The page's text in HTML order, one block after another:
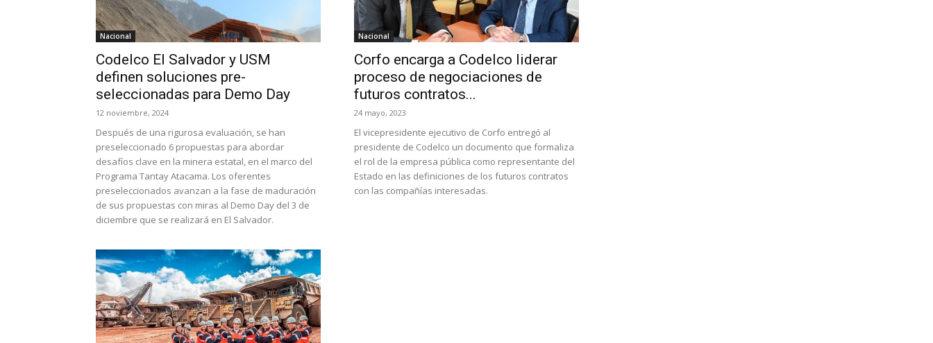
Nacional
Codelco El Salvador y USM
definen soluciones pre-
seleccionadas para Demo Day
12 noviembre, 2024
Después de una rigurosa evaluación, se han
preseleccionado 6 propuestas para abordar
desafíos clave en la minera estatal, en el marco del
Programa Tantay Atacama. Los oferentes
preseleccionados avanzan a la fase de maduración
de sus propuestas con miras al Demo Day del 3 de
diciembre que se realizará en El Salvador.
Nacional
Corfo encarga a Codelco liderar
proceso de negociaciones de
futuros contratos...
24 mayo, 2023
El vicepresidente ejecutivo de Corfo entregó al
presidente de Codelco un documento que formaliza
el rol de la empresa pública como representante del
Estado en las definiciones de los futuros contratos
con las compañías interesadas.